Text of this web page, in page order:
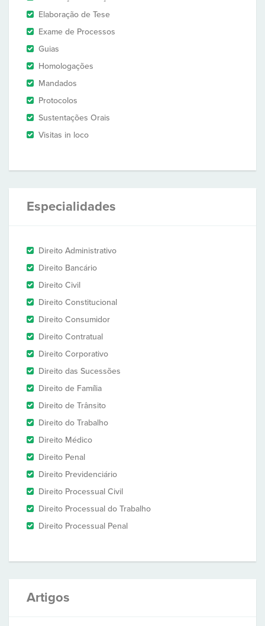
Elaboração de Tese
Exame de Processos
Guias
Homologações
Mandados
Protocolos
Sustentações Orais
Visitas in loco
Especialidades
Direito Administrativo
Direito Bancário
Direito Civil
Direito Constitucional
Direito Consumidor
Direito Contratual
Direito Corporativo
Direito das Sucessões
Direito de Família
Direito de Trânsito
Direito do Trabalho
Direito Médico
Direito Penal
Direito Previdenciário
Direito Processual Civil
Direito Processual do Trabalho
Direito Processual Penal
Artigos